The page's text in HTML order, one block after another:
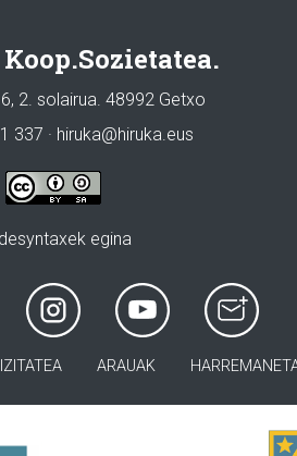
2. solairua. 48992 Getxo
337 · hiruka@hiruka.eus
egina
ARAUAK